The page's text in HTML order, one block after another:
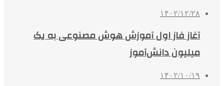
۱۴۰۲/۱۲/۲۸
آغاز فاز اول آموزش هوش مصنوعی به یک
میلیون دانش‌آموز
۱۴۰۲/۱۰/۱۹